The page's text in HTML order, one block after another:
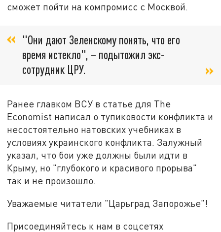
сможет пойти на компромисс с Москвой.
"Они дают Зеленскому понять, что его
время истекло", – подытожил экс-
сотрудник ЦРУ.
Ранее главком ВСУ в статье для The
Economist написал о тупиковости конфликта и
несостоятельно натовских учебниках в
условиях украинского конфликта. Залужный
указал, что бои уже должны были идти в
Крыму, но "глубокого и красивого прорыва"
так и не произошло.
Уважаемые читатели "Царьград Запорожье"!
Присоединяйтесь к нам в соцсетях